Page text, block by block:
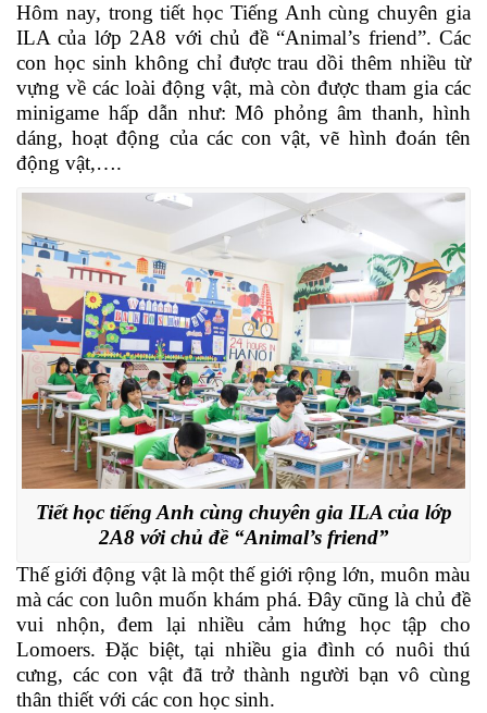
Hôm nay, trong tiết học Tiếng Anh cùng chuyên gia
ILA của lớp 2A8 với chủ đề “Animal’s friend”. Các
con học sinh không chỉ được trau dồi thêm nhiều từ
vựng về các loài động vật, mà còn được tham gia các
minigame hấp dẫn như: Mô phỏng âm thanh, hình
dáng, hoạt động của các con vật, vẽ hình đoán tên
động vật,….
Tiết học tiếng Anh cùng chuyên gia ILA của lớp
2A8 với chủ đề “Animal’s friend”
Thế giới động vật là một thế giới rộng lớn, muôn màu
mà các con luôn muốn khám phá. Đây cũng là chủ đề
vui nhộn, đem lại nhiều cảm hứng học tập cho
Lomoers. Đặc biệt, tại nhiều gia đình có nuôi thú
cưng, các con vật đã trở thành người bạn vô cùng
thân thiết với các con học sinh.